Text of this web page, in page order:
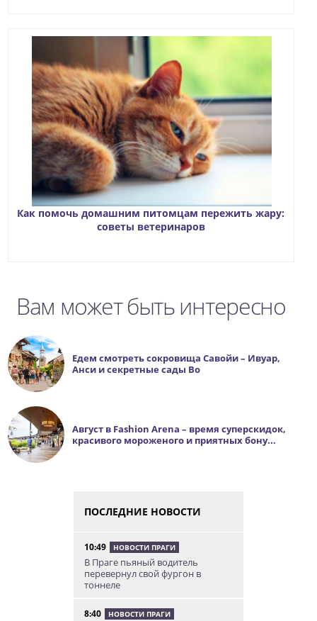
Как помочь домашним питомцам пережить жару:
советы ветеринаров
Вам может быть интересно
Едем смотреть сокровища Савойи – Ивуар,
Анси и секретные сады Во
Август в Fashion Arena – время суперскидок,
красивого мороженого и приятных бону...
ПОСЛЕДНИЕ НОВОСТИ
10:49 НОВОСТИ ПРАГИ
В Праге пьяный водитель
перевернул свой фургон в
тоннеле
8:40 НОВОСТИ ПРАГИ